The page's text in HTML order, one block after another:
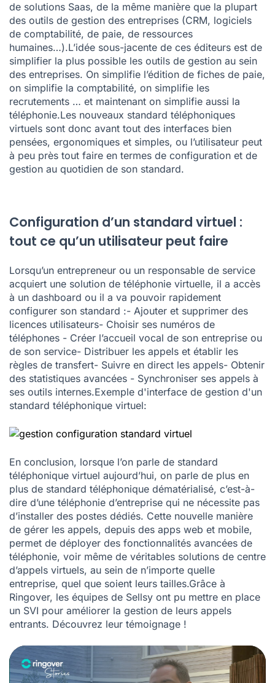
de solutions Saas, de la même manière que la plupart
des outils de gestion des entreprises (CRM, logiciels
de comptabilité, de paie, de ressources
humaines…).L’idée sous-jacente de ces éditeurs est de
simplifier la plus possible les outils de gestion au sein
des entreprises. On simplifie l’édition de fiches de paie,
on simplifie la comptabilité, on simplifie les
recrutements … et maintenant on simplifie aussi la
téléphonie.Les nouveaux standard téléphoniques
virtuels sont donc avant tout des interfaces bien
pensées, ergonomiques et simples, ou l’utilisateur peut
à peu près tout faire en termes de configuration et de
gestion au quotidien de son standard.
Configuration d’un standard virtuel :
tout ce qu’un utilisateur peut faire
Lorsqu’un entrepreneur ou un responsable de service
acquiert une solution de téléphonie virtuelle, il a accès
à un dashboard ou il a va pouvoir rapidement
configurer son standard :- Ajouter et supprimer des
licences utilisateurs- Choisir ses numéros de
téléphones - Créer l’accueil vocal de son entreprise ou
de son service- Distribuer les appels et établir les
règles de transfert- Suivre en direct les appels- Obtenir
des statistiques avancées - Synchroniser ses appels à
ses outils internes.Exemple d'interface de gestion d'un
standard téléphonique virtuel:
En conclusion, lorsque l’on parle de standard
téléphonique virtuel aujourd’hui, on parle de plus en
plus de standard téléphonique dématérialisé, c’est-à-
dire d’une téléphonie d’entreprise qui ne nécessite pas
d’installer des postes dédiés. Cette nouvelle manière
de gérer les appels, depuis des apps web et mobile,
permet de déployer des fonctionnalités avancées de
téléphonie, voir même de véritables solutions de centre
d’appels virtuels, au sein de n’importe quelle
entreprise, quel que soient leurs tailles.Grâce à
Ringover, les équipes de Sellsy ont pu mettre en place
un SVI pour améliorer la gestion de leurs appels
entrants. Découvrez leur témoignage !